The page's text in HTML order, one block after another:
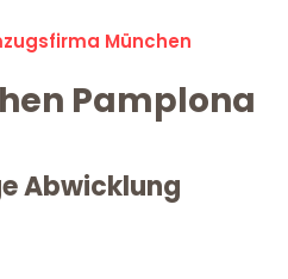
München
Pamplona
Abwicklung